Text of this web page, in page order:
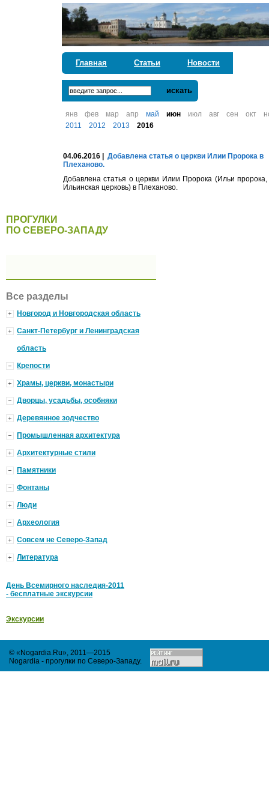
Главная Статьи Новости
искать
янв фев мар апр май июн июл авг сен окт
2011
2012 2013 2016
04.06.2016 |
Добавлена статья о церкви Илии Пророка в
Плеханово.
Добавлена статья о церкви Илии Пророка (Ильи пророка,
Ильинская церковь) в Плеханово.
ПРОГУЛКИ
ПО СЕВЕРО-ЗАПАДУ
Все разделы
Новгород и Новгородская область
Санкт-Петербург и Ленинградская
область
Крепости
Храмы, церкви, монастыри
Дворцы, усадьбы, особняки
Деревянное зодчество
Промышленная архитектура
Архитектурные стили
Памятники
Фонтаны
Люди
Археология
Совсем не Северо-Запад
Литература
День Всемирного наследия-2011
- бесплатные экскурсии
Экскурсии
© «Nogardia.Ru», 2011—2015
Nogardia - прогулки по Северо-Западу.